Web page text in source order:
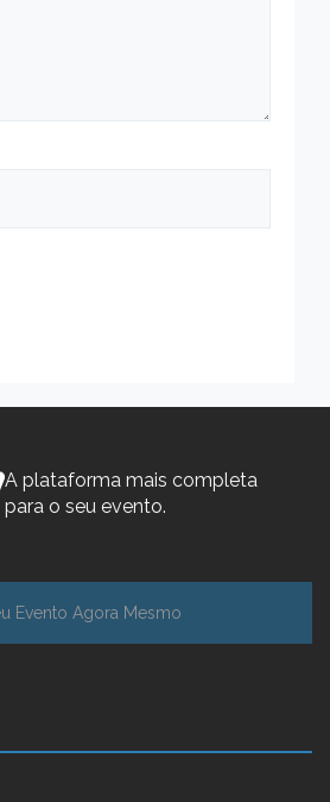
A plataforma mais completa
para o seu evento.
Evento Agora Mesmo